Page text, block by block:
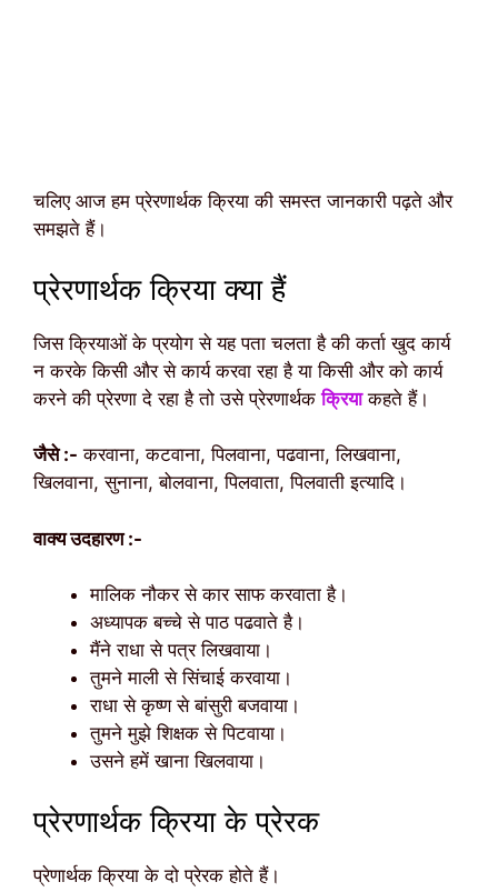
चलिए आज हम प्रेरणार्थक क्रिया की समस्त जानकारी पढ़ते और
समझते हैं।
प्रेरणार्थक क्रिया क्या हैं
जिस क्रियाओं के प्रयोग से यह पता चलता है की कर्ता खुद कार्य
न करके किसी और से कार्य करवा रहा है या किसी और को कार्य
करने की प्रेरणा दे रहा है तो उसे प्रेरणार्थकक्रियाकहते हैं।
जैसे :- करवाना, कटवाना, पिलवाना, पढवाना, लिखवाना,
खिलवाना, सुनाना, बोलवाना, पिलवाता, पिलवाती इत्यादि।
वाक्य उदहारण :-
मालिक नौकर से कार साफ करवाता है।
अध्यापक बच्चे से पाठ पढवाते है।
मैंने राधा से पत्र लिखवाया।
तुमने माली से सिंचाई करवाया।
राधा से कृष्ण से बांसुरी बजवाया।
तुमने मुझे शिक्षक से पिटवाया।
उसने हमें खाना खिलवाया।
प्रेरणार्थक क्रिया के प्रेरक
प्रेणार्थक क्रिया के दो प्रेरक होते हैं।